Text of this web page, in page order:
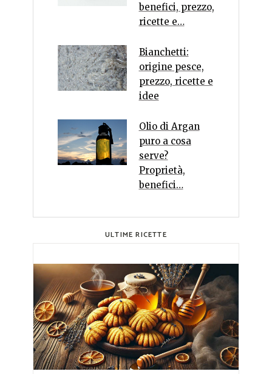
benefici, prezzo,
ricette e…
Bianchetti:
origine pesce,
prezzo, ricette e
idee
Olio di Argan
puro a cosa
serve?
Proprietà,
benefici…
ULTIME RICETTE